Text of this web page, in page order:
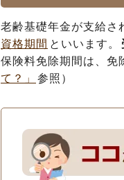
老齢基礎年金が支給さ
資格期間 といいます。
保険料免除期間は、免
て？」
参照）